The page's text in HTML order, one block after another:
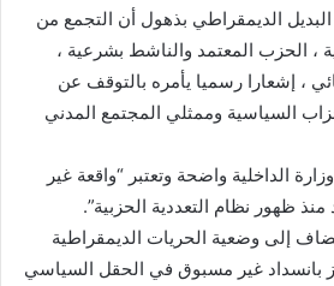
الديمقراطي بذهول أن التجمع من
، الحزب المعتمد والناشط بشرعية ،
، إشعارا رسميا يأمره بالتوقف عن
السياسية وممثلي المجتمع المدني
الداخلية واضحة وتعتبر “واقعة غير
ظهور نظام التعددية الحزبية”.
إلى وضعية الحريات الديمقراطية
بانسداد غير مسبوق في الحقل السياسي